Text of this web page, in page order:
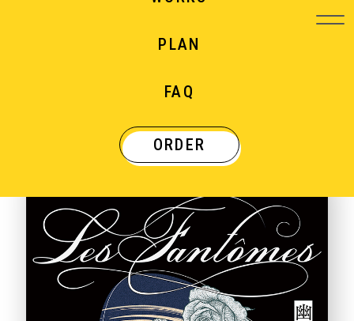
PLAN
FAQ
ORDER
WORKS
制作実績